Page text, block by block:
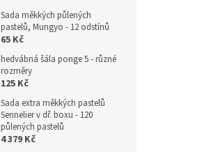
Sada měkkých půlených
pastelů, Mungyo - 12 odstínů
65 Kč
hedvábná šála ponge 5 - různé
rozměry
125 Kč
Sada extra měkkých pastelů
Sennelier v dř. boxu - 120
půlených pastelů
4 379 Kč